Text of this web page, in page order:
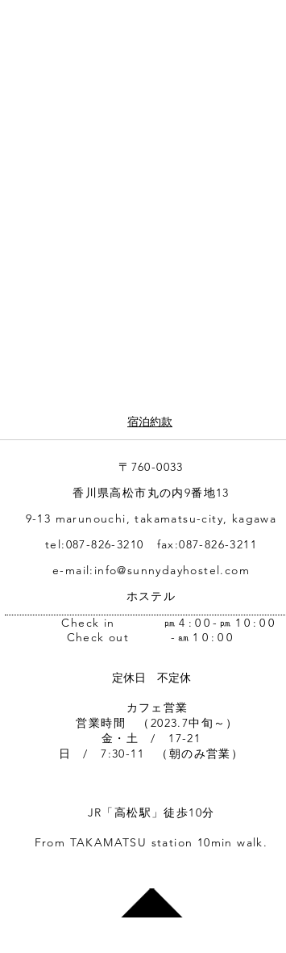
宿泊約款
© 2023 by CASA 3. Proudly created withWix.com
〒760-0033
香川県高松市丸の内9番地13
9-13 marunouchi, takamatsu-city, kagawa
tel:087-826-3210 fax:087-826-3211
e-mail: info@sunnydayhostel.com
ホステル
Check in ㏘4:00-㏘10:00
Check out
-㏂10:00
定休日 不定休
​ カフェ営業
営業時間 （2023.7中旬～）
金・土 / 17-21
日 / 7:30-11 （朝のみ営業）
JR「高松駅」徒歩10分
From TAKAMATSU station 10min walk.